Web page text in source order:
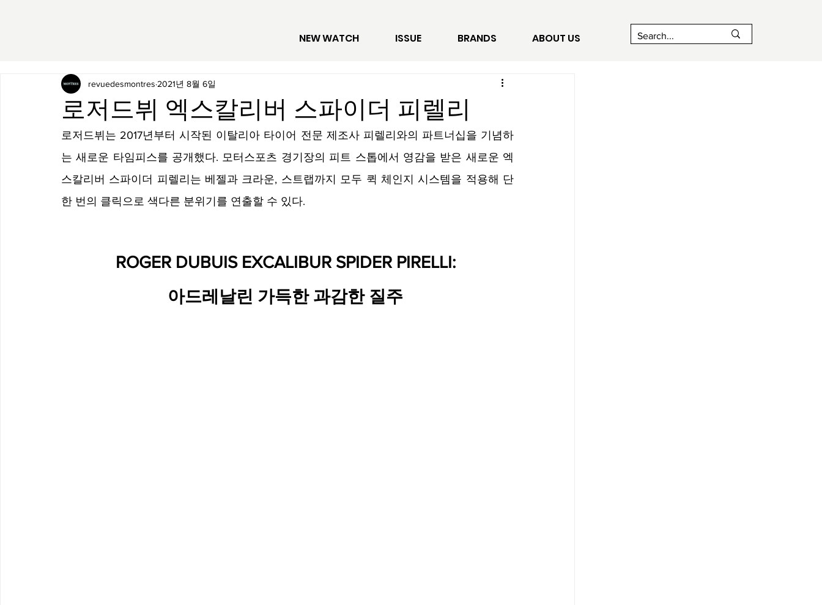
NEW WATCH ISSUE BRANDS ABOUT US
로저드뷔 엑스칼리버 스파이더 피렐리
revuedesmontres 2021년 8월 6일
로저드뷔는 2017년부터 시작된 이탈리아 타이어 전문 제조사 피렐리와의 파트너십을 기념하
는 새로운 타임피스를 공개했다. 모터스포츠 경기장의 피트 스톱에서 영감을 받은 새로운 엑
스칼리버 스파이더 피렐리는 베젤과 크라운, 스트랩까지 모두 퀵 체인지 시스템을 적용해 단
한 번의 클릭으로 색다른 분위기를 연출할 수 있다.
ROGER DUBUIS EXCALIBUR SPIDER PIRELLI:
아드레날린 가득한 과감한 질주